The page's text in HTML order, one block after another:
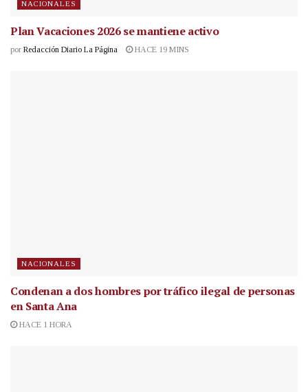
NACIONALES
Plan Vacaciones 2026 se mantiene activo
por Redacción Diario La Página HACE 19 MINS
NACIONALES
Condenan a dos hombres por tráfico ilegal de personas
en Santa Ana
HACE 1 HORA